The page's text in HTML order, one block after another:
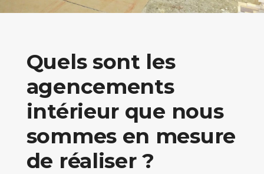
Quels sont les
agencements
intérieur que nous
sommes en mesure
de réaliser ?